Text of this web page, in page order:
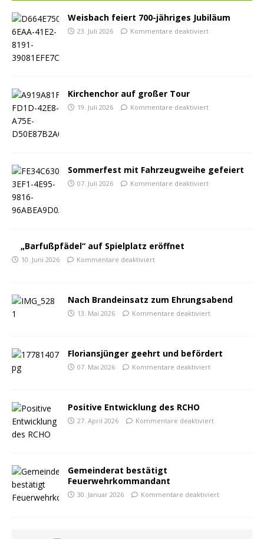
Weisbach feiert 700-jähriges Jubiläum
23. Juli 2026 Kommentare deaktiviert
Kirchenchor auf großer Tour
19. Juli 2026 Kommentare deaktiviert
Sommerfest mit Fahrzeugweihe gefeiert
07. Juli 2026 Kommentare deaktiviert
„Barfußpfädel“ auf Spielplatz eröffnet
10. Juni 2026 Kommentare deaktiviert
Nach Brandeinsatz zum Ehrungsabend
13. Mai 2026 Kommentare deaktiviert
Floriansjünger geehrt und befördert
07. Mai 2026 Kommentare deaktiviert
Positive Entwicklung des RCHO
27. April 2026 Kommentare deaktiviert
Gemeinderat bestätigt
Feuerwehrkommandant
30. Januar 2026 Kommentare deaktiviert